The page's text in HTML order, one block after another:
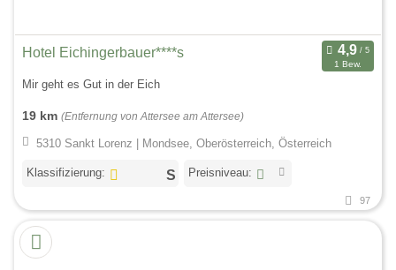
Hotel Eichingerbauer****s
1 Bew.
Mir geht es Gut in der Eich
19 km (Entfernung von Attersee am Attersee)
5310 Sankt Lorenz | Mondsee, Oberösterreich, Österreich
Klassifizierung: Preisniveau:
97